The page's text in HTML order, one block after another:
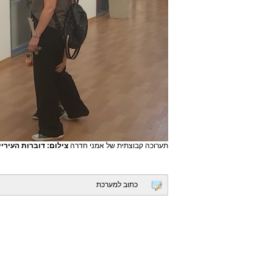
תערוכה קבוצתית של אמני חדרה צילום: דוברות
כתוב למערכת